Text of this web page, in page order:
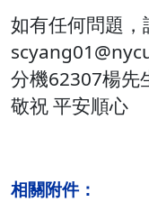
如有任何問題，
分機62307楊先
敬祝 平安順心
相關附件：